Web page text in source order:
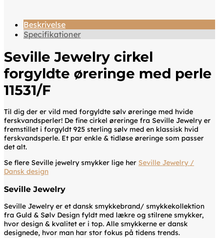
Beskrivelse
Specifikationer
Seville Jewelry cirkel
forgyldte øreringe med perle
11531/F
Til dig der er vild med forgyldte sølv øreringe med hvide
ferskvandsperler! De fine cirkel øreringe fra Seville Jewelry er
fremstillet i forgyldt 925 sterling sølv med en klassisk hvid
ferskvandsperle. Et par enkle & tidløse øreringe som passer
det alt.
Se flere Seville jewelry smykker lige her Seville Jewelry /
Dansk design
Seville Jewelry
Seville Jewelry er et dansk smykkebrand/ smykkekollektion
fra Guld & Sølv Design fyldt med lækre og stilrene smykker,
hvor design & kvalitet er i top. Alle smykkerne er dansk
designede, hvor man har stor fokus på tidens trends.